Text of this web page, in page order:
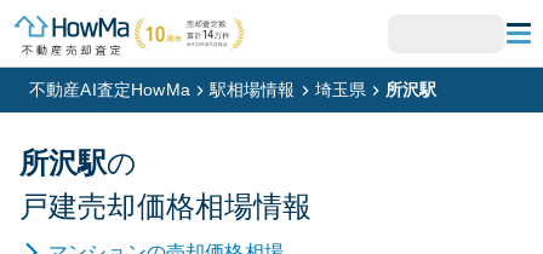
不動産AI査定HowMa 駅相場情報 埼玉県 所沢駅
所沢駅の
戸建売却価格相場情報